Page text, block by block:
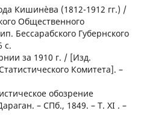
Кишинѐва (1812-1912 гг.) /
Общественного
Бессарабского Губернского
с.
за 1910 г. / [Изд.
Комитета]. –
обозрение
– СПб., 1849. – Т. ХІ . –